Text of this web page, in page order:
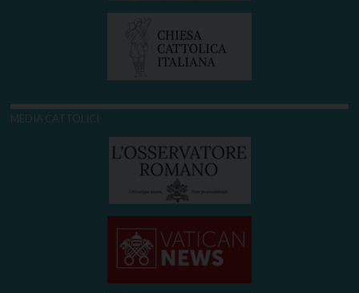
MEDIA CATTOLICI